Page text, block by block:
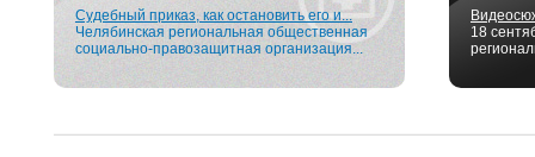
Судебный приказ, как остановить его и...
Челябинская региональная общественная
социально-правозащитная организация...
18